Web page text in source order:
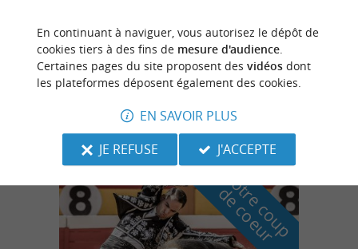
Thermes de Préchacq-les-Bains
Prendre soin de soi à Préchacq-les-Bains
Préchacq-les-Bains
n
o
t
r
e
c
o
u
p
d
e
c
o
e
u
r
En continuant à naviguer, vous autorisez le dépôt de
cookies tiers à des fins de mesure d'audience.
Certaines pages du site proposent des vidéosdont
les plateformes déposent également des cookies.
EN SAVOIR PLUS
JE REFUSE
J'ACCEPTE